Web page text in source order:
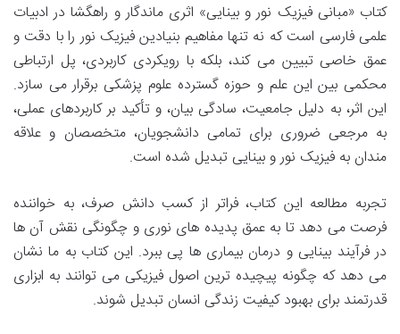
کتاب «مبانی فیزیک نور و بینایی» اثری ماندگار و راهگشا در ادبیات
علمی فارسی است که نه تنها مفاهیم بنیادین فیزیک نور را با دقت و
عمق خاصی تبیین می کند، بلکه با رویکردی کاربردی، پل ارتباطی
محکمی بین این علم و حوزه گسترده علوم پزشکی برقرار می سازد.
این اثر، به دلیل جامعیت، سادگی بیان، و تأکید بر کاربردهای عملی،
به مرجعی ضروری برای تمامی دانشجویان، متخصصان و علاقه
مندان به فیزیک نور و بینایی تبدیل شده است.
تجربه مطالعه این کتاب، فراتر از کسب دانش صرف، به خواننده
فرصت می دهد تا به عمق پدیده های نوری و چگونگی نقش آن ها
در فرآیند بینایی و درمان بیماری ها پی ببرد. این کتاب به ما نشان
می دهد که چگونه پیچیده ترین اصول فیزیکی می توانند به ابزاری
قدرتمند برای بهبود کیفیت زندگی انسان تبدیل شوند.